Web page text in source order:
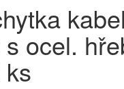
s ocel.
ks